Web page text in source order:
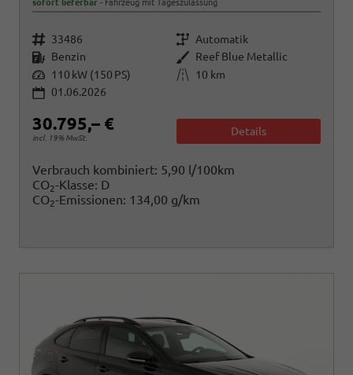
sofort lieferbar Fahrzeug mit Tageszulassung
Fahrzeugnr. 33486 Getriebe Automatik
Kraftstoff Benzin Außenfarbe Reef Blue Metallic
Leistung 110 kW (150 PS) Kilometerstand
10 km
01.06.2026
30.795,– €
incl. 19% MwSt.
Details
Verbrauch kombiniert: 5,90 l/100km
CO2-Klasse: D
CO2-Emissionen: 134,00 g/km